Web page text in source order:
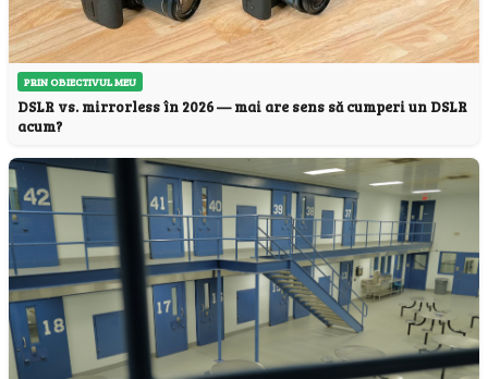
PRIN OBIECTIVUL MEU
DSLR vs. mirrorless în 2026 — mai are sens să cumperi un DSLR
acum?